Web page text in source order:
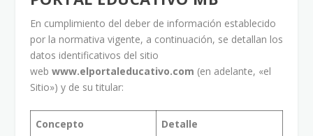
En cumplimiento del deber de información establecido
por la normativa vigente, a continuación, se detallan los
datos identificativos del sitio
web www.elportaleducativo.com (en adelante, «el
Sitio») y de su titular:
Concepto Detalle